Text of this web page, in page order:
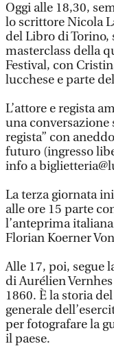
Oggi alle 18,30,
lo scrittore Nicola
del Libro di
masterclass della
Festival, con
lucchese e parte
L’attore e regista
una conversazione
regista” con
futuro (ingresso
info a
La terza giornata
alle ore 15 parte
l’anteprima
Florian Koerner
Alle 17, poi, segue
di Aurélien
1860. È la storia
generale
per fotografare la
il paese.